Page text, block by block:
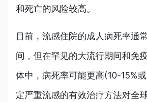
和死亡的风险较高。
目前，流感住院的成人病死率通
间，但在罕见的大流行期间和免
体中，病死率可能更高(10-15%
定严重流感的有效治疗方法对全